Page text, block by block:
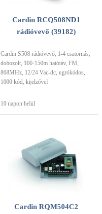
Cardin RCQ508ND1
rádióvevő (39182)
Cardin S508 rádióvevő, 1-4 csatornás,
dobozolt, 100-150m hatótáv, FM,
868MHz, 12/24 Vac-dc, ugrókódos,
1000 kód, kijelzővel
10 napon belül
Cardin RQM504C2